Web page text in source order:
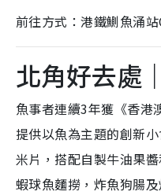
前往方式：港鐵鰂魚涌
北角好去處
魚事者連續3年獲《香港
提供以魚為主題的創新
米片，搭配自製牛油果
蝦球魚麵撈，炸魚狗腸